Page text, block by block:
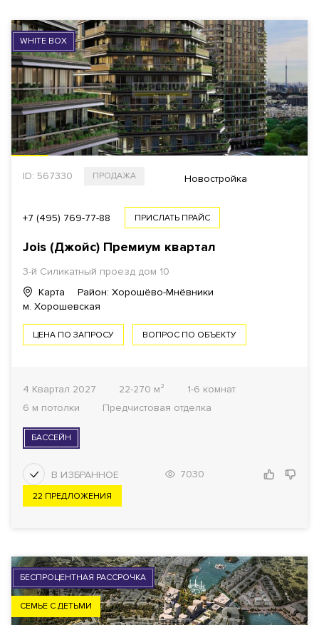
WHITE BOX
ID: 567330 ПРОДАЖА Новостройка
+7 (495) 769-77-88 ПРИСЛАТЬ ПРАЙС
Jois (Джойс) Премиум квартал
3-й Силикатный проезд дом 10
Карта
Район: Хорошёво-Мнёвники
м. Хорошевская
ЦЕНА ПО ЗАПРОСУ ВОПРОС ПО ОБЪЕКТУ
4 Квартал 2027 22-270 м²
1-6 комнат
6 м потолки
Предчистовая отделка
БАССЕЙН
7030
22 ПРЕДЛОЖЕНИЯ
БЕСПРОЦЕНТНАЯ РАССРОЧКА
СЕМЬЕ С ДЕТЬМИ